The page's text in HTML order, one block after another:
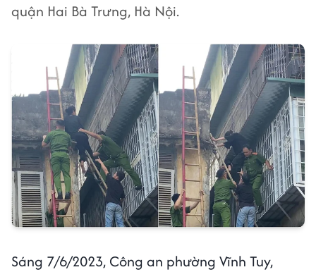
quận Hai Bà Trưng, Hà Nội.
Sáng 7/6/2023, Công an phường Vĩnh Tuy,